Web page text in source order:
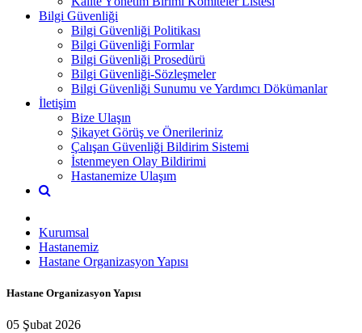
Bilgi Güvenliği
Bilgi Güvenliği Politikası
Bilgi Güvenliği Formlar
Bilgi Güvenliği Prosedürü
Bilgi Güvenliği-Sözleşmeler
Bilgi Güvenliği Sunumu ve Yardımcı Dökümanlar
İletişim
Bize Ulaşın
Şikayet Görüş ve Önerileriniz
Çalışan Güvenliği Bildirim Sistemi
İstenmeyen Olay Bildirimi
Hastanemize Ulaşım
Kurumsal
Hastanemiz
Hastane Organizasyon Yapısı
Hastane Organizasyon Yapısı
05 Şubat 2026